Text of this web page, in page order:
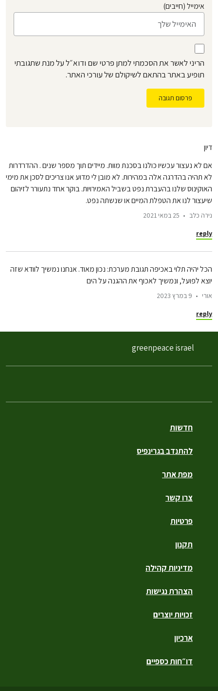
אימייל (חייבים)
הריני לאשר את הסכמתי למתן פרטי שם ודוא״ל על מנת שתגובתי
תופיע באתר בהתאם לשיקולם של עורכי האתר.
פרסום תגובה
דיון
אם לא נעצור עכשיו כולנו בסכנת מוות. מיידים תוך מספר שנים . ההדרדרות
לא תהיה בהדרגה אלה במהירות. לא מובן לי מדוע אנו צריכים לסכן את מימי
האוקינוס שלנו בהעברת נפט בשביל האמירויות. בוקר אחד נתעורר לזיהום
שיעצור לנו את הטפלת המיים או שנשתה נפט.
נירה כלב 25 במאי 2021
reply
הכל יהיה תלוי באכיפה תגובת מערכת: נכון מאוד. אנחנו נמשיך לוודא שזה
יוצא לפועל, ונמשיך לאכוף את ההגנה על הים
אורי 9 במרץ 2023
reply
חדשות
להתנדב בגרינפיס
מפת אתר
צרו קשר
פרטיות
תקנון
מדיניות קהילה
הצהרת נגישות
זכויות יוצרים
ארכיון
דו״חות כספיים